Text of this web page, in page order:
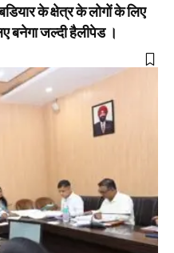
के क्षेत्र के लोगों के लिए
जल्दी हैलीपेड ।